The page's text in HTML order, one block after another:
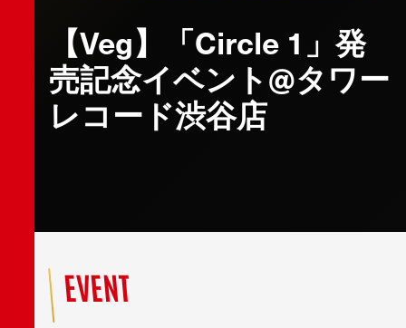
【Veg】「Circle 1」発
売記念イベント@タワー
レコード渋谷店
EVENT